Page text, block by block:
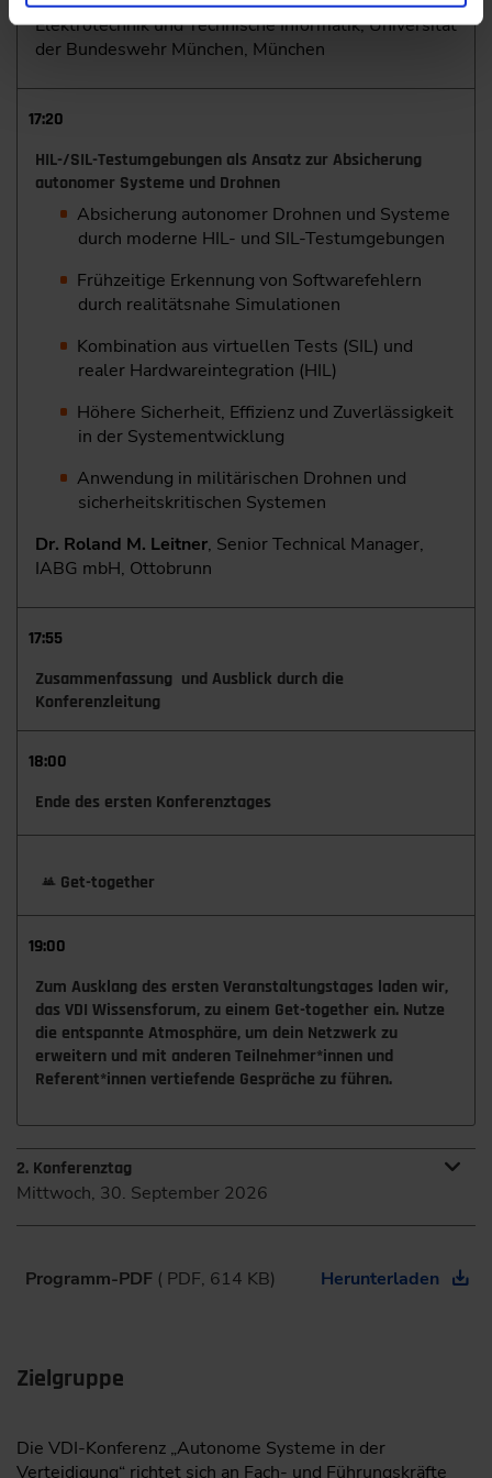
Elektrotechnik und Technische Informatik, Universität
der Bundeswehr München, München
17:20
HIL-/SIL-Testumgebungen als Ansatz zur Absicherung
autonomer Systeme und Drohnen
Absicherung autonomer Drohnen und Systeme
durch moderne HIL- und SIL-Testumgebungen
Frühzeitige Erkennung von Softwarefehlern
durch realitätsnahe Simulationen
Kombination aus virtuellen Tests (SIL) und
realer Hardwareintegration (HIL)
Höhere Sicherheit, Effizienz und Zuverlässigkeit
in der Systementwicklung
Anwendung in militärischen Drohnen und
sicherheitskritischen Systemen
Dr. Roland M. Leitner, Senior Technical Manager,
IABG mbH, Ottobrunn
17:55
Zusammenfassung und Ausblick durch die
Konferenzleitung
18:00
Ende des ersten Konferenztages
Get-together
19:00
Zum Ausklang des ersten Veranstaltungstages laden wir,
das VDI Wissensforum, zu einem Get-together ein. Nutze
die entspannte Atmosphäre, um dein Netzwerk zu
erweitern und mit anderen Teilnehmer*innen und
Referent*innen vertiefende Gespräche zu führen.
2. Konferenztag
Mittwoch, 30. September 2026
Software Defined Defence & Stakeholder Management
9:00
Programm-PDF ( PDF, 614 KB) Herunterladen
Zielgruppe
Die VDI-Konferenz „Autonome Systeme in der
Verteidigung“ richtet sich an Fach- und Führungskräfte